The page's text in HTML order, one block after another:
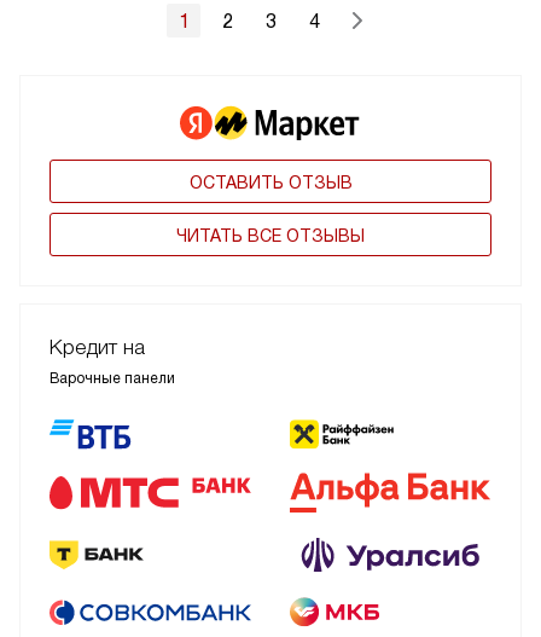
1 2 3 4
ОСТАВИТЬ ОТЗЫВ
ЧИТАТЬ ВСЕ ОТЗЫВЫ
Кредит на
Варочные панели